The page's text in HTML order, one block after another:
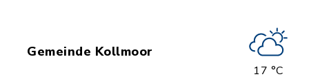
Gemeinde Kollmoor
17 °C